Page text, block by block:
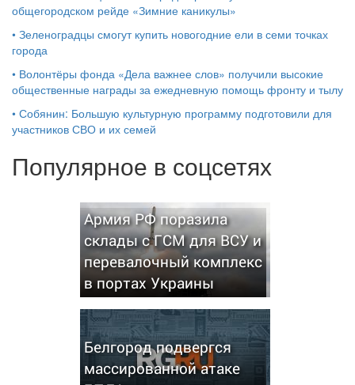
общегородском рейде «Зимние каникулы»
• Зеленоградцы смогут купить новогодние ели в семи точках
города
• Волонтёры фонда «Дела важнее слов» получили высокие
общественные награды за ежедневную помощь фронту и тылу
• Собянин: Большую культурную программу подготовили для
участников СВО и их семей
Популярное в соцсетях
Армия РФ поразила
склады с ГСМ для ВСУ и
перевалочный комплекс
в портах Украины
Белгород подвергся
массированной атаке